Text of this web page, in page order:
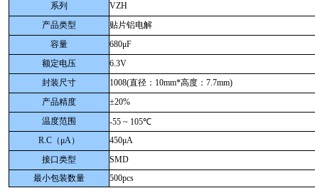
系列
VZH
产品类型
贴片铝电解
容量
680μF
额定电压
6.3V
封装尺寸
1008(直径：10mm*高度：7.7mm)
产品精度
±20%
温度范围
-55 ~ 105℃
R.C （μA）
450μA
接口类型
SMD
最小包装数量
500pcs